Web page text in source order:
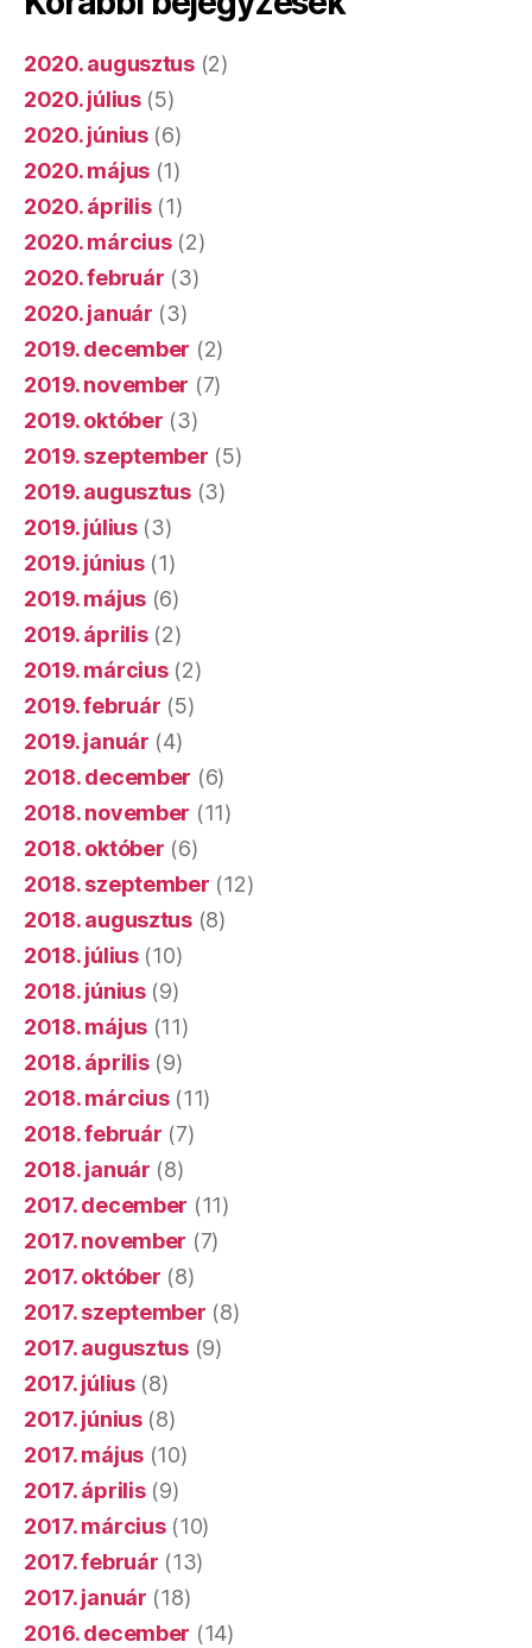
2020. augusztus(2)
2020. július(5)
2020. június(6)
2020. május (1)
2020. április(1)
2020. március(2)
2020. február (3)
2020. január (3)
2019. december (2)
2019. november (7)
2019. október (3)
2019. szeptember (5)
2019. augusztus(3)
2019. július(3)
2019. június(1)
2019. május (6)
2019. április(2)
2019. március(2)
2019. február (5)
2019. január (4)
2018. december (6)
2018. november (11)
2018. október (6)
2018. szeptember (12)
2018. augusztus(8)
2018. július(10)
2018. június(9)
2018. május (11)
2018. április(9)
2018. március(11)
2018. február (7)
2018. január (8)
2017. december (11)
2017. november (7)
2017. október (8)
2017. szeptember (8)
2017. augusztus(9)
2017. július(8)
2017. június(8)
2017. május (10)
2017. április(9)
2017. március(10)
2017. február (13)
2017. január (18)
2016. december (14)